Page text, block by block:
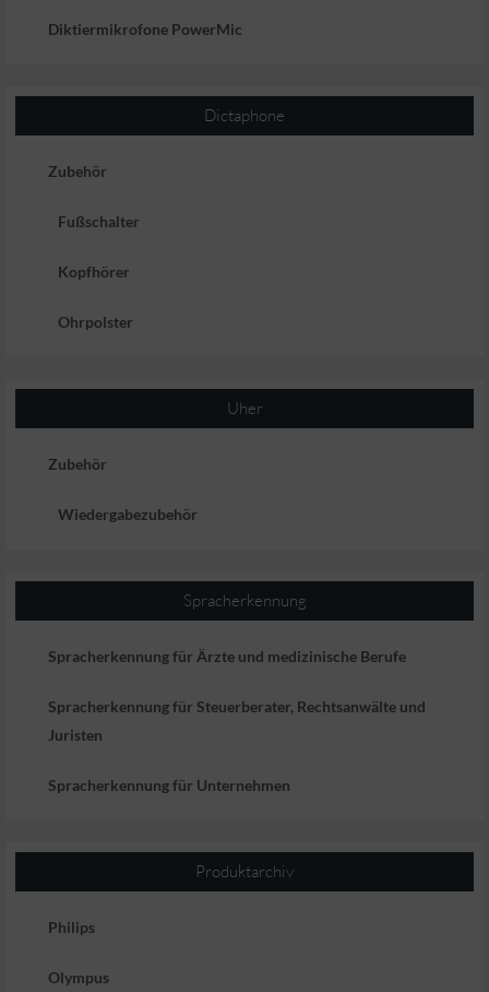
Diktiermikrofone PowerMic
Dictaphone
Zubehör
Fußschalter
Kopfhörer
Ohrpolster
Uher
Zubehör
Wiedergabezubehör
Spracherkennung
Spracherkennung für Ärzte und medizinische Berufe
Spracherkennung für Steuerberater, Rechtsanwälte und
Juristen
Spracherkennung für Unternehmen
Produktarchiv
Philips
Olympus